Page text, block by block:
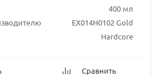
400 мл
EX014H0102 Gold
Hardcore
Сравнить